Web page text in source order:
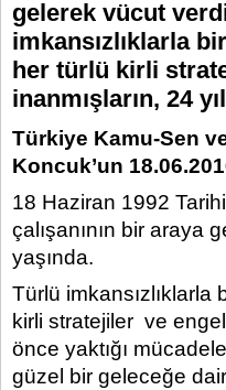
gelerek vücut
imkansızlıklarla
her türlü kirli
inanmışların, 24
Türkiye Kamu-Sen
Koncuk’un
18 Haziran 1992
çalışanının bir araya
yaşında.
Türlü
kirli stratejiler ve
önce yaktığı
güzel bir geleceğe